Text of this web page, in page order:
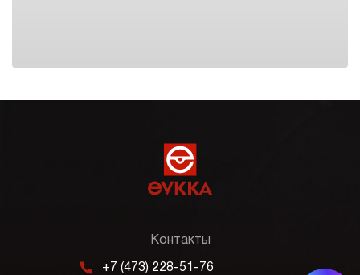
Контакты
m +7 (473) 228-51-76